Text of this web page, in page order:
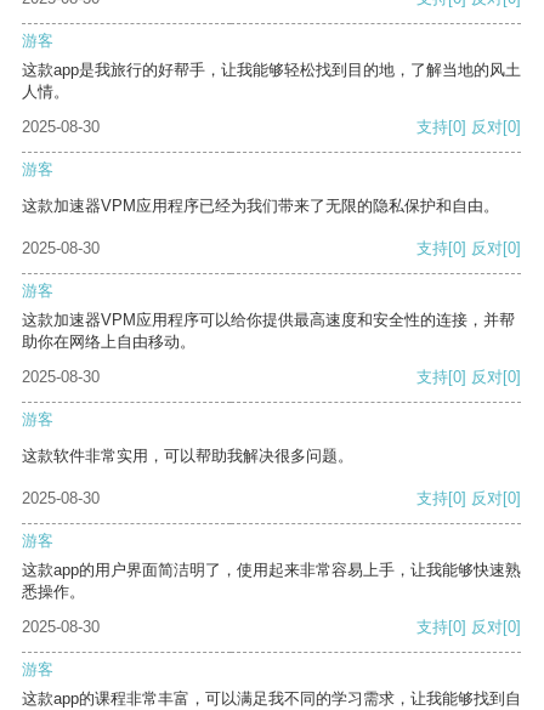
游客
这款app是我旅行的好帮手，让我能够轻松找到目的地，了解当地的风土
人情。
2025-08-30
支持[0] 反对[0]
游客
这款加速器VPM应用程序已经为我们带来了无限的隐私保护和自由。
2025-08-30 支持[0] 反对[0]
游客
这款加速器VPM应用程序可以给你提供最高速度和安全性的连接，并帮
助你在网络上自由移动。
2025-08-30
支持[0] 反对[0]
游客
这款软件非常实用，可以帮助我解决很多问题。
2025-08-30 支持[0] 反对[0]
游客
这款app的用户界面简洁明了，使用起来非常容易上手，让我能够快速熟
悉操作。
2025-08-30
支持[0] 反对[0]
游客
这款app的课程非常丰富，可以满足我不同的学习需求，让我能够找到自